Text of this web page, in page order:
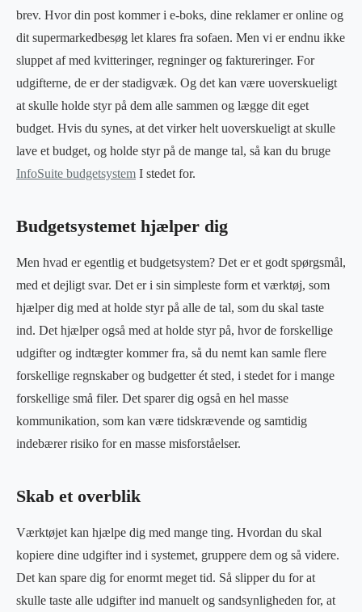
brev. Hvor din post kommer i e-boks, dine reklamer er online og
dit supermarkedbesøg let klares fra sofaen. Men vi er endnu ikke
sluppet af med kvitteringer, regninger og faktureringer. For
udgifterne, de er der stadigvæk. Og det kan være uoverskueligt
at skulle holde styr på dem alle sammen og lægge dit eget
budget. Hvis du synes, at det virker helt uoverskueligt at skulle
lave et budget, og holde styr på de mange tal, så kan du bruge
InfoSuite budgetsystem I stedet for.
Budgetsystemet hjælper dig
Men hvad er egentlig et budgetsystem? Det er et godt spørgsmål,
med et dejligt svar. Det er i sin simpleste form et værktøj, som
hjælper dig med at holde styr på alle de tal, som du skal taste
ind. Det hjælper også med at holde styr på, hvor de forskellige
udgifter og indtægter kommer fra, så du nemt kan samle flere
forskellige regnskaber og budgetter ét sted, i stedet for i mange
forskellige små filer. Det sparer dig også en hel masse
kommunikation, som kan være tidskrævende og samtidig
indebærer risiko for en masse misforståelser.
Skab et overblik
Værktøjet kan hjælpe dig med mange ting. Hvordan du skal
kopiere dine udgifter ind i systemet, gruppere dem og så videre.
Det kan spare dig for enormt meget tid. Så slipper du for at
skulle taste alle udgifter ind manuelt og sandsynligheden for, at